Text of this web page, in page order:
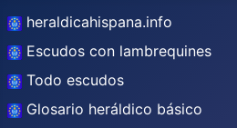
heraldicahispana.info
Escudos con lambrequines
Todo escudos
Glosario heráldico básico